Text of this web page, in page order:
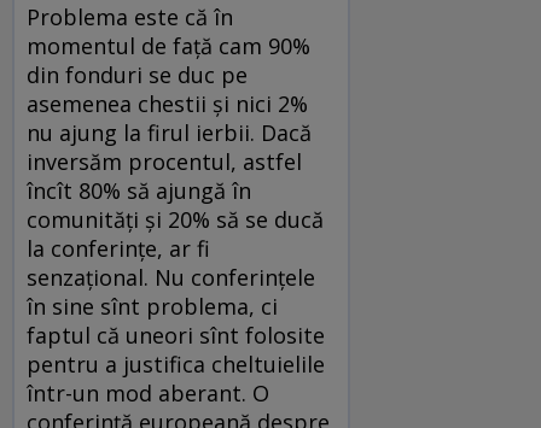
Problema este că în
momentul de faţă cam 90%
din fonduri se duc pe
asemenea chestii şi nici 2%
nu ajung la firul ierbii. Dacă
inversăm procentul, astfel
încît 80% să ajungă în
comunităţi şi 20% să se ducă
la conferinţe, ar fi
senzaţional. Nu conferinţele
în sine sînt problema, ci
faptul că uneori sînt folosite
pentru a justifica cheltuielile
într-un mod aberant. O
conferinţă europeană despre